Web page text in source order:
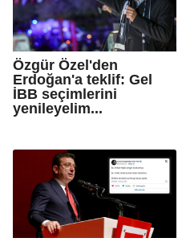
Özgür Özel'den
Erdoğan'a teklif: Gel
İBB seçimlerini
yenileyelim...